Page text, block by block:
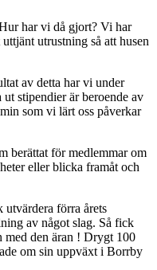
har vi då gjort? Vi har
utrustning så att husen
av detta har vi under
stipendier är beroende av
som vi lärt oss påverkar
berättat för medlemmar om
eller blicka framåt och
förra årets
av något slag. Så fick
med den äran ! Drygt 100
om sin uppväxt i Borrby